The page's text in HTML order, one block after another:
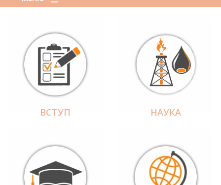
ВСТУП НАУКА